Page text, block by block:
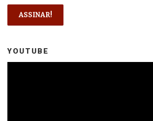
YOUTUBE